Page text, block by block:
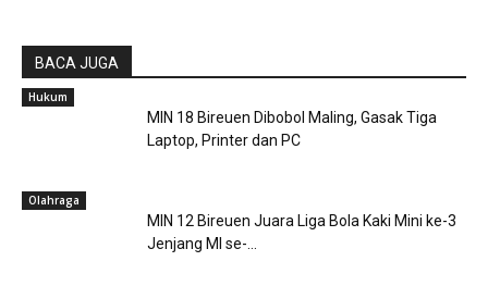
BACA JUGA
Hukum
MIN 18 Bireuen Dibobol Maling, Gasak Tiga
Laptop, Printer dan PC
Olahraga
MIN 12 Bireuen Juara Liga Bola Kaki Mini ke-3
Jenjang MI se-...